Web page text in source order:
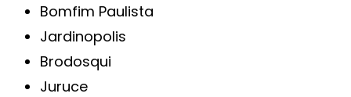
Bomfim Paulista
Jardinopolis
Brodosqui
Juruce